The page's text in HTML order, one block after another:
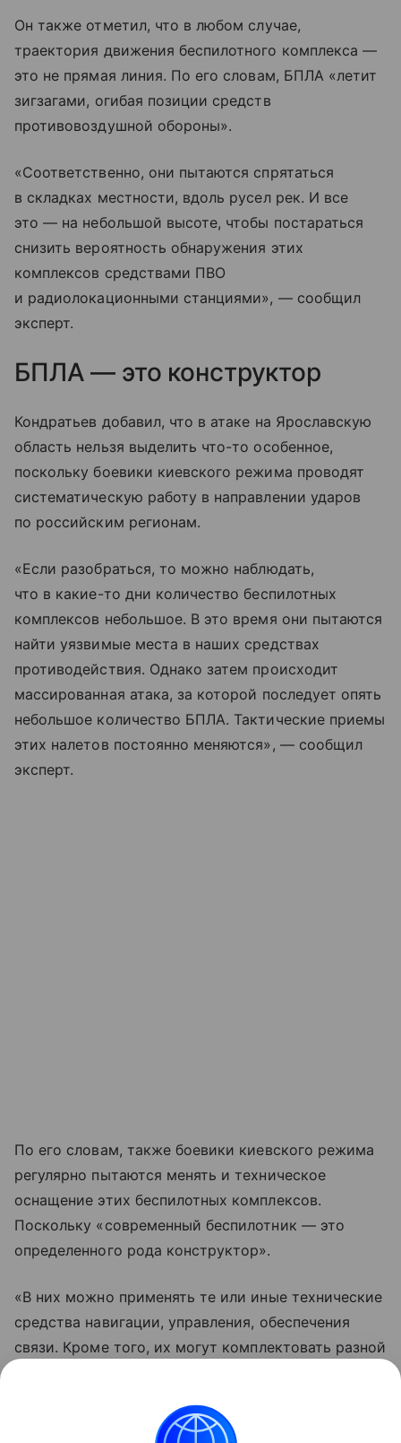
Он также отметил, что в любом случае,
траектория движения беспилотного комплекса —
это не прямая линия. По его словам, БПЛА «летит
зигзагами, огибая позиции средств
противовоздушной обороны».
«Соответственно, они пытаются спрятаться
в складках местности, вдоль русел рек. И все
это — на небольшой высоте, чтобы постараться
снизить вероятность обнаружения этих
комплексов средствами ПВО
и радиолокационными станциями», — сообщил
эксперт.
БПЛА — это конструктор
Кондратьев добавил, что в атаке на Ярославскую
область нельзя выделить что-то особенное,
поскольку боевики киевского режима проводят
систематическую работу в направлении ударов
по российским регионам.
«Если разобраться, то можно наблюдать,
что в какие-то дни количество беспилотных
комплексов небольшое. В это время они пытаются
найти уязвимые места в наших средствах
противодействия. Однако затем происходит
массированная атака, за которой последует опять
небольшое количество БПЛА. Тактические приемы
этих налетов постоянно меняются», — сообщил
эксперт.
По его словам, также боевики киевского режима
регулярно пытаются менять и техническое
оснащение этих беспилотных комплексов.
Поскольку «современный беспилотник — это
определенного рода конструктор».
«В них можно применять те или иные технические
средства навигации, управления, обеспечения
связи. Кроме того, их могут комплектовать разной
резюмировал собеседник ВФокусе Mail.